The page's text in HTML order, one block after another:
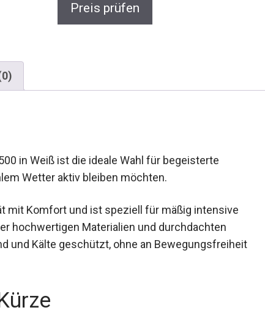
Preis prüfen
in Weiß ist die ideale Wahl für begeisterte
Wetter aktiv bleiben möchten.
mit Komfort und ist speziell für mäßig intensive
hochwertigen Materialien und durchdachten
und Kälte geschützt, ohne an Bewegungsfreiheit